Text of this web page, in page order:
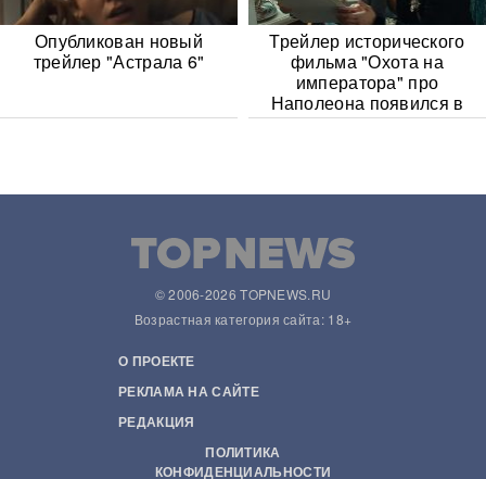
Опубликован новый
трейлер "Астрала 6"
Трейлер исторического
фильма "Охота на
императора" про
Наполеона появился в
Сети
© 2006-2026 TOPNEWS.RU
Возрастная категория сайта: 18+
О ПРОЕКТЕ
РЕКЛАМА НА САЙТЕ
РЕДАКЦИЯ
ПОЛИТИКА
КОНФИДЕНЦИАЛЬНОСТИ